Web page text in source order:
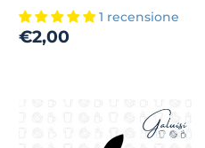
1 recensione
Prezzo
€2,00